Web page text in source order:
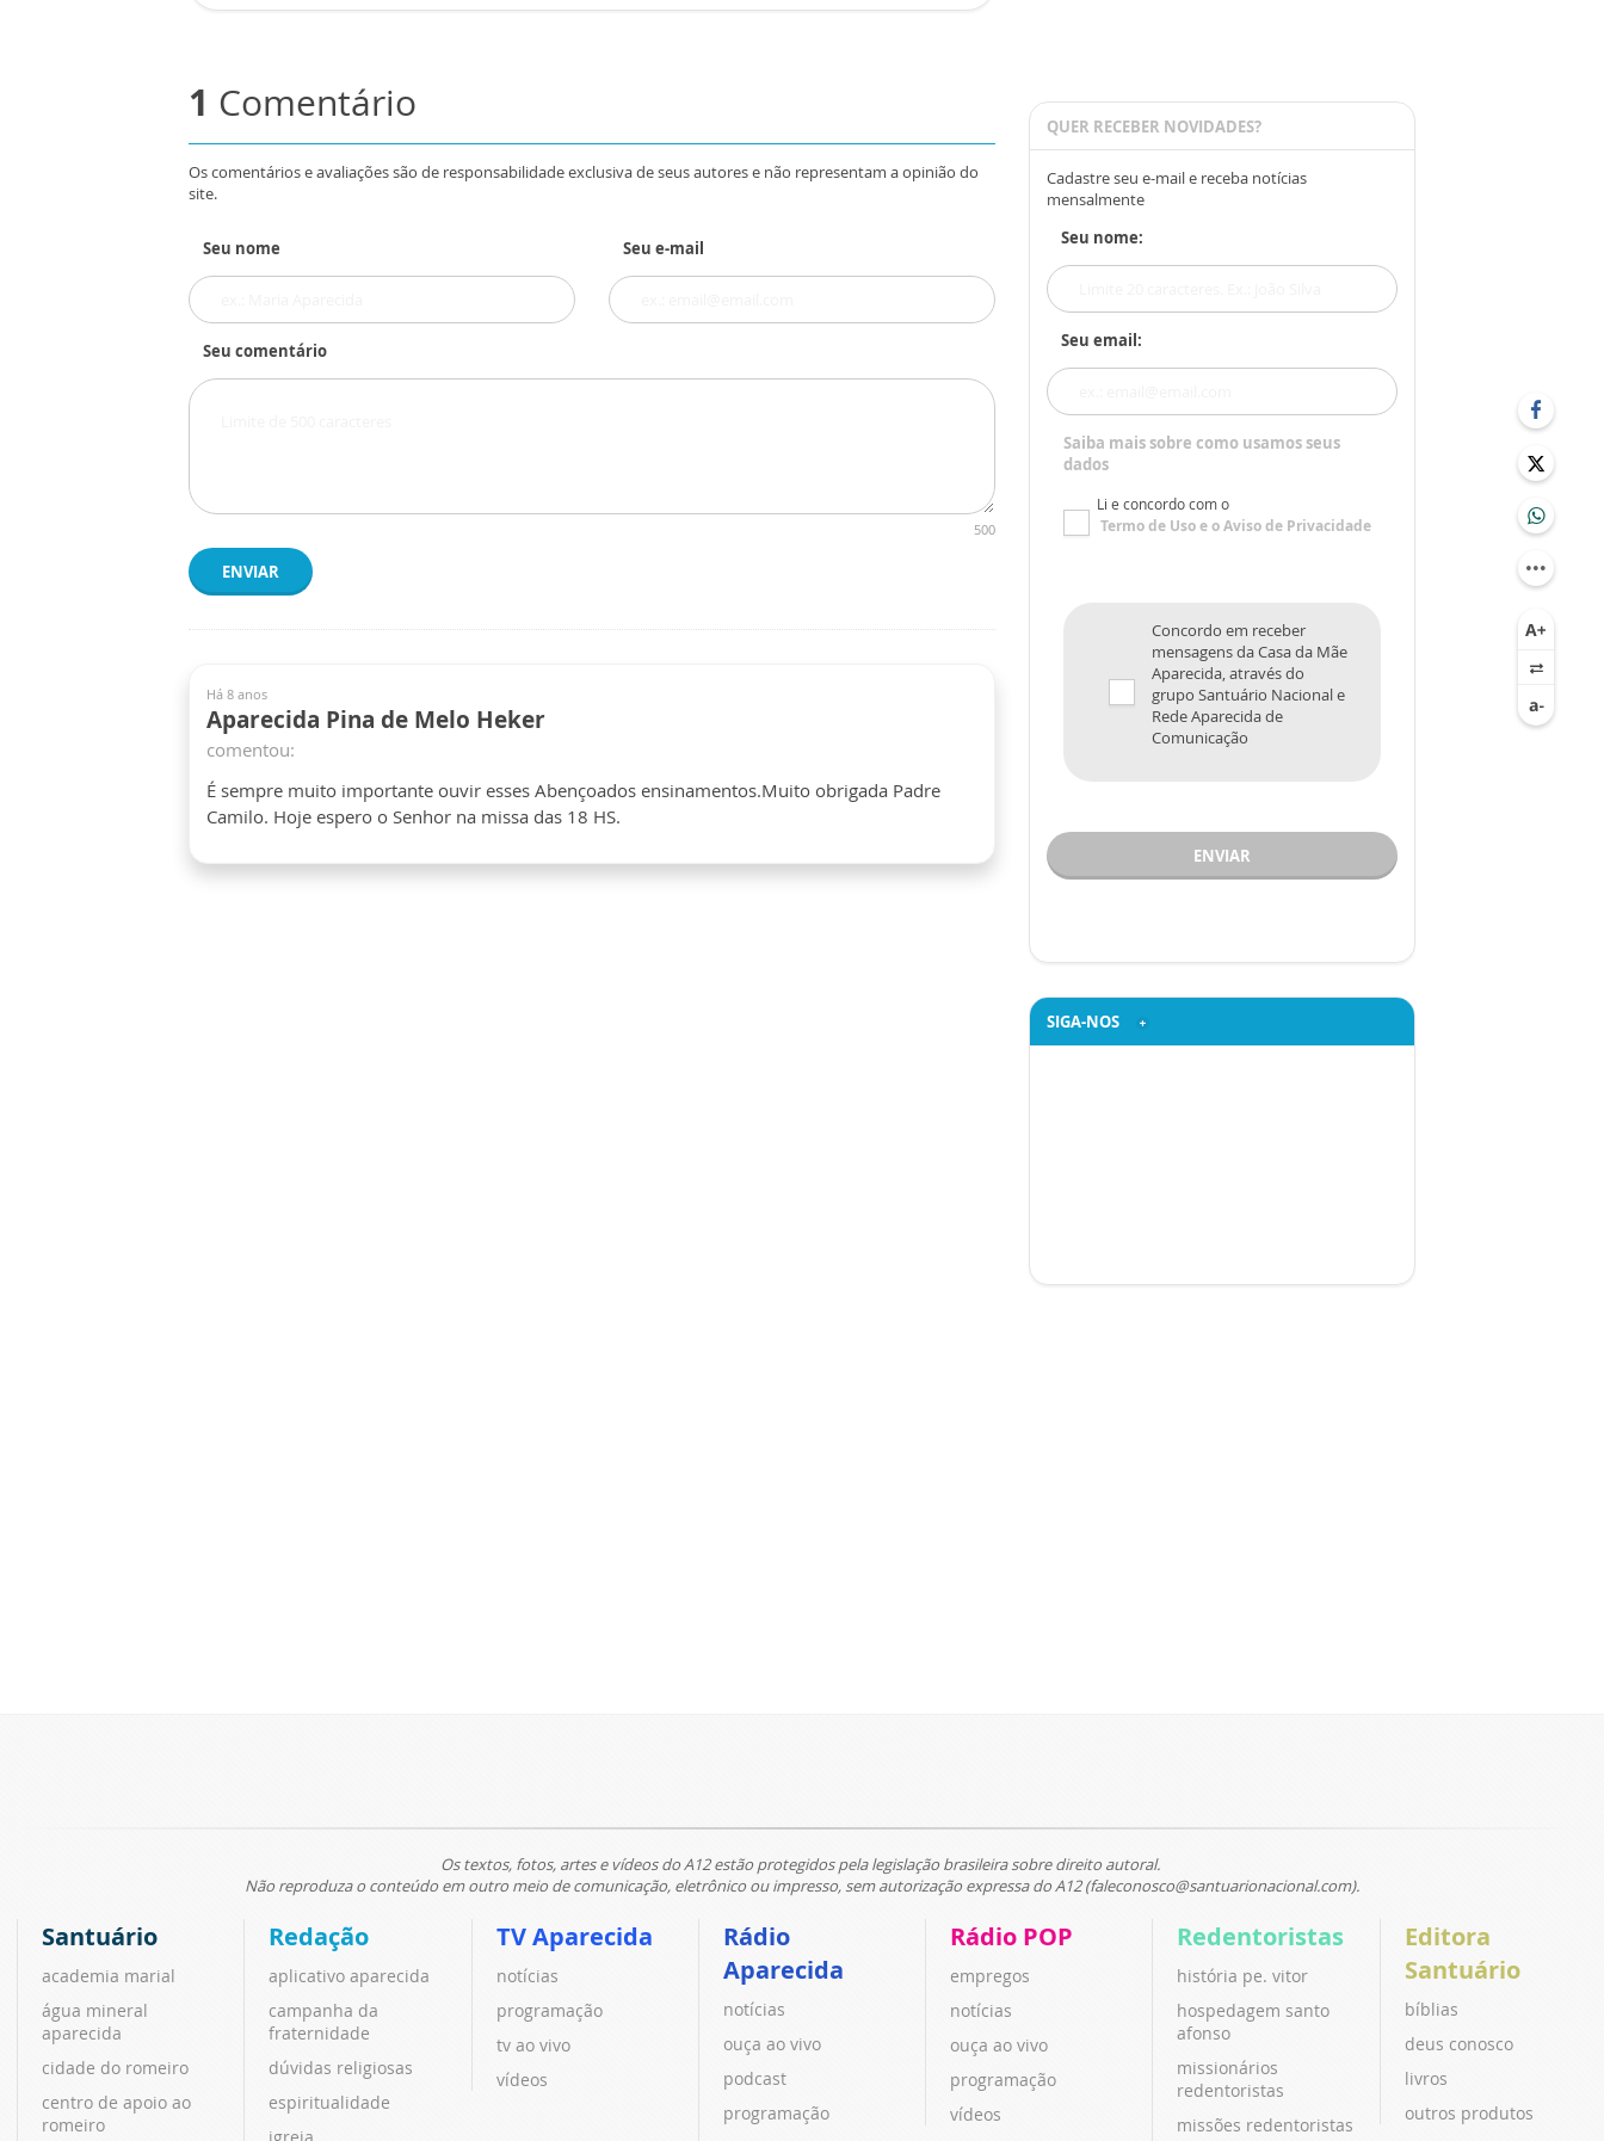
1 Comentário
Os comentários e avaliações são de responsabilidade exclusiva de seus autores e não representam a opinião do
site.
Seu nome Seu e-mail
Seu comentário
500
ENVIAR
Há 8 anos
Aparecida Pina de Melo Heker
comentou:
É sempre muito importante ouvir esses Abençoados ensinamentos.Muito obrigada Padre
Camilo. Hoje espero o Senhor na missa das 18 HS.
QUER RECEBER NOVIDADES?
Cadastre seu e-mail e receba notícias
mensalmente
Seu nome:
Seu email:
Saiba mais sobre como usamos seus
dados
Li e concordo com o
Termo de Usoe oAviso de Privacidade
Concordo em receber
mensagens da Casa da Mãe
Aparecida, através do
grupo Santuário Nacional e
Rede Aparecida de
Comunicação
ENVIAR
SIGA-NOS
Os textos, fotos, artes e vídeos do A12 estão protegidos pela legislação brasileira sobre direito autoral.
Não reproduza o conteúdo em outro meio de comunicação, eletrônico ou impresso, sem autorização expressa do A12 (faleconosco@santuarionacional.com).
Santuário
academia marial
água mineral
aparecida
cidade do romeiro
centro de apoio ao
romeiro
Redação
aplicativo aparecida
campanha da
fraternidade
dúvidas religiosas
espiritualidade
igreja
TV Aparecida
notícias
programação
tv ao vivo
vídeos
Rádio
Aparecida
notícias
ouça ao vivo
podcast
programação
Rádio POP
empregos
notícias
ouça ao vivo
programação
vídeos
Redentoristas
história pe. vitor
hospedagem santo
afonso
missionários
redentoristas
missões redentoristas
Editora
Santuário
bíblias
deus conosco
livros
outros produtos